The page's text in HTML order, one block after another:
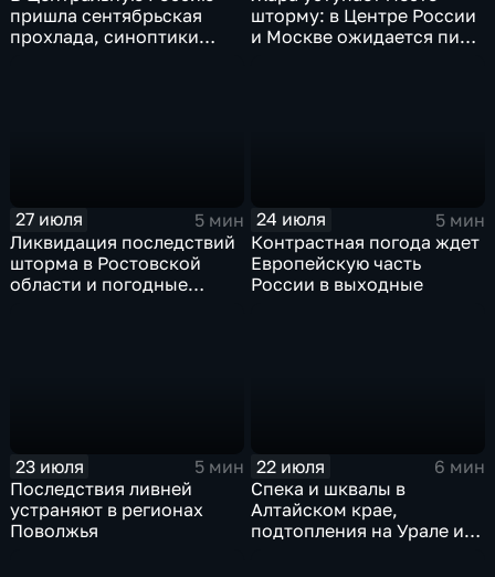
пришла сентябрьская
прохлада, синоптики
шторму: в Центре России
и Москве ожидается пик
27 июля
5 мин
Ликвидация последствий
шторма в Ростовской
области и погодные
24 июля
5 мин
Контрастная погода ждет
Европейскую часть
России в выходные
23 июля
5 мин
Последствия ливней
устраняют в регионах
Поволжья
22 июля
6 мин
Спека и шквалы в
Алтайском крае,
подтопления на Урале и